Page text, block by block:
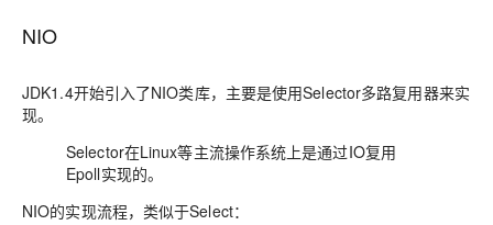
NIO
JDK1.4开始引入了NIO类库，主要是使用Selector多路复用器来实
现。
Selector在Linux等主流操作系统上是通过IO复用
Epoll实现的。
NIO的实现流程，类似于Select：